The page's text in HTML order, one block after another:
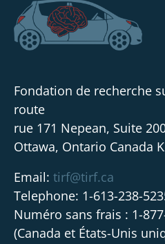
Fondation de recherche
route
rue 171 Nepean, Suite
Ottawa, Ontario Canada
Email: tirf@tirf.ca
Telephone: 1-613-238-
Numéro sans frais : 1-
(Canada et États-Unis